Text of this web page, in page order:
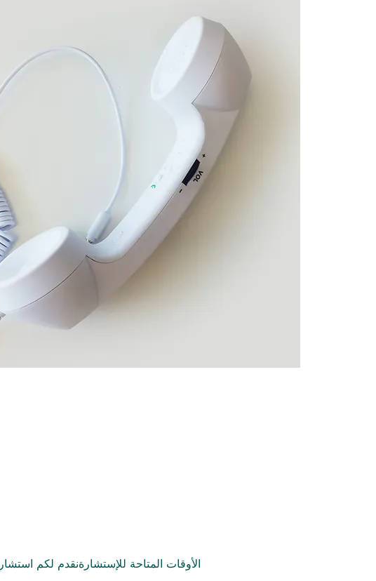
الأوقات المتاحة للإستشارةنقدم لكم